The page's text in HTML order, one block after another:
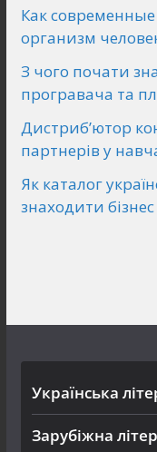
Как
организм
З чого почати
програвача та
Дистриб’ютор
партнерів у
Як каталог
знаходити бізнес
Українська
Зарубіжна